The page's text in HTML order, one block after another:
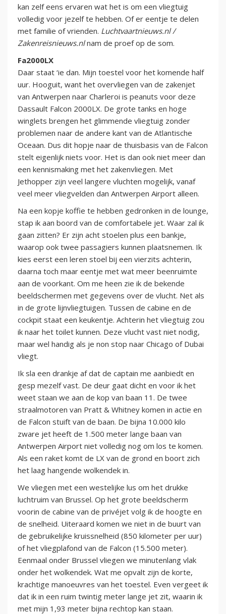
kan zelf eens ervaren wat het is om een vliegtuig
volledig voor jezelf te hebben. Of er eentje te delen
met familie of vrienden. Luchtvaartnieuws.nl /
Zakenreisnieuws.nlnam de proef op de som.
Fa2000LX
Daar staat ‘ie dan. Mijn toestel voor het komende half
uur. Hooguit, want het overvliegen van de zakenjet
van Antwerpen naar Charleroi is peanuts voor deze
Dassault Falcon 2000LX. De grote tanks en hoge
winglets brengen het glimmende vliegtuig zonder
problemen naar de andere kant van de Atlantische
Oceaan. Dus dit hopje naar de thuisbasis van de Falcon
stelt eigenlijk niets voor. Het is dan ook niet meer dan
een kennismaking met het zakenvliegen. Met
Jethopper zijn veel langere vluchten mogelijk, vanaf
veel meer vliegvelden dan Antwerpen Airport alleen.
Na een kopje koffie te hebben gedronken in de lounge,
stap ik aan boord van de comfortabele jet. Waar zal ik
gaan zitten? Er zijn acht stoelen plus een bankje,
waarop ook twee passagiers kunnen plaatsnemen. Ik
kies eerst een leren stoel bij een vierzits achterin,
daarna toch maar eentje met wat meer beenruimte
aan de voorkant. Om me heen zie ik de bekende
beeldschermen met gegevens over de vlucht. Net als
in de grote lijnvliegtuigen. Tussen de cabine en de
cockpit staat een keukentje. Achterin het vliegtuig zou
ik naar het toilet kunnen. Deze vlucht vast niet nodig,
maar wel handig als je non stop naar Chicago of Dubai
vliegt.
Ik sla een drankje af dat de captain me aanbiedt en
gesp mezelf vast. De deur gaat dicht en voor ik het
weet staan we aan de kop van baan 11. De twee
straalmotoren van Pratt & Whitney komen in actie en
de Falcon stuift van de baan. De bijna 10.000 kilo
zware jet heeft de 1.500 meter lange baan van
Antwerpen Airport niet volledig nog om los te komen.
Als een raket komt de LX van de grond en boort zich
het laag hangende wolkendek in.
We vliegen met een westelijke lus om het drukke
luchtruim van Brussel. Op het grote beeldscherm
voorin de cabine van de privéjet volg ik de hoogte en
de snelheid. Uiteraard komen we niet in de buurt van
de gebruikelijke kruissnelheid (850 kilometer per uur)
of het vliegplafond van de Falcon (15.500 meter).
Eenmaal onder Brussel vliegen we minutenlang vlak
onder het wolkendek. Wat me opvalt zijn de korte,
krachtige manoeuvres van het toestel. Even vergeet ik
dat ik in een ruim twintig meter lange jet zit, waarin ik
met mijn 1,93 meter bijna rechtop kan staan.